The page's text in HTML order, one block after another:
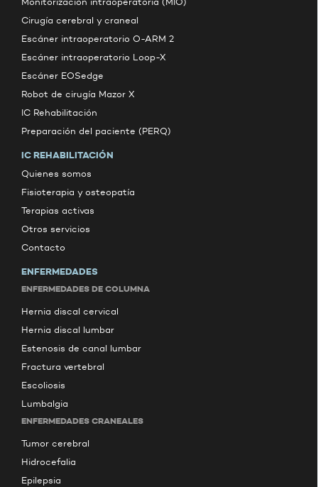
Cirugía cerebral y craneal
Escáner intraoperatorio O-ARM 2
Escáner intraoperatorio Loop-X
Escáner EOSedge
Robot de cirugía Mazor X
IC Rehabilitación
Preparación del paciente (PERQ)
IC REHABILITACIÓN
Quienes somos
Fisioterapia y osteopatía
Terapias activas
Otros servicios
Contacto
ENFERMEDADES
ENFERMEDADES DE COLUMNA
Hernia discal cervical
Hernia discal lumbar
Estenosis de canal lumbar
Fractura vertebral
Escoliosis
Lumbalgia
ENFERMEDADES CRANEALES
Tumor cerebral
Hidrocefalia
Epilepsia